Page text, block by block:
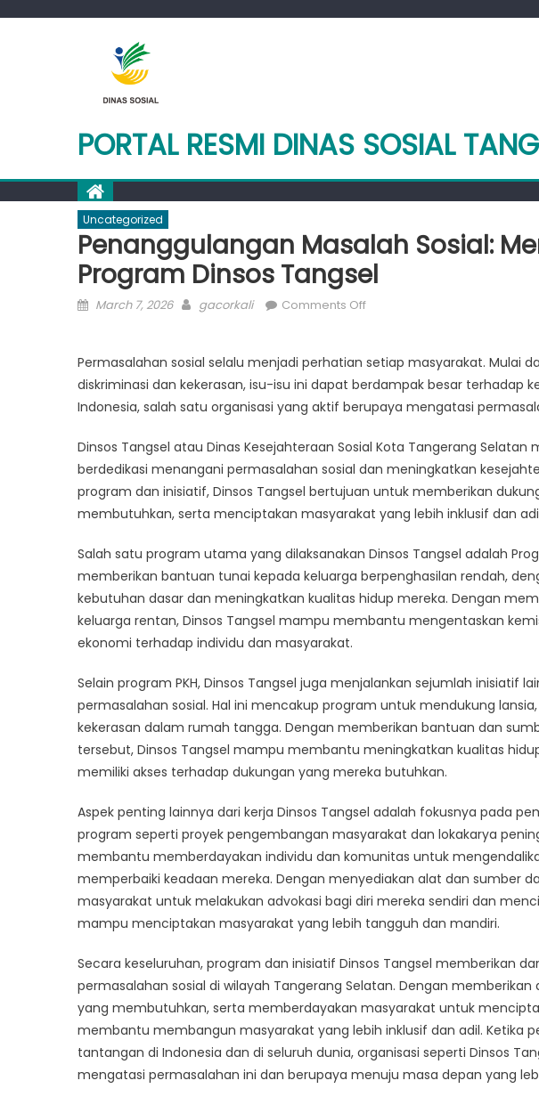
PORTAL RESMI DINAS SOSIAL
Uncategorized
Penanggulangan Masalah Sosial:
Program Dinsos Tangsel
Posted
March 7, 2026 Author
gacorkali Comments Offon
Sosial:
Menilik
Lebih
Program
Dinsos
Tangsel
Permasalahan sosial selalu menjadi perhatian setiap masyarakat. Mulai
diskriminasi dan kekerasan, isu-isu ini dapat berdampak besar terhadap
Indonesia, salah satu organisasi yang aktif berupaya mengatasi
Dinsos Tangsel atau Dinas Kesejahteraan Sosial Kota Tangerang
berdedikasi menangani permasalahan sosial dan meningkatkan
program dan inisiatif, Dinsos Tangsel bertujuan untuk memberikan
membutuhkan, serta menciptakan masyarakat yang lebih inklusif dan
Salah satu program utama yang dilaksanakan Dinsos Tangsel adalah
memberikan bantuan tunai kepada keluarga berpenghasilan rendah,
kebutuhan dasar dan meningkatkan kualitas hidup mereka. Dengan
keluarga rentan, Dinsos Tangsel mampu membantu mengentaskan
ekonomi terhadap individu dan masyarakat.
Selain program PKH, Dinsos Tangsel juga menjalankan sejumlah inisiatif
permasalahan sosial. Hal ini mencakup program untuk mendukung
kekerasan dalam rumah tangga. Dengan memberikan bantuan dan
tersebut, Dinsos Tangsel mampu membantu meningkatkan kualitas
memiliki akses terhadap dukungan yang mereka butuhkan.
Aspek penting lainnya dari kerja Dinsos Tangsel adalah fokusnya pada
program seperti proyek pengembangan masyarakat dan lokakarya
membantu memberdayakan individu dan komunitas untuk
memperbaiki keadaan mereka. Dengan menyediakan alat dan sumber
masyarakat untuk melakukan advokasi bagi diri mereka sendiri dan
mampu menciptakan masyarakat yang lebih tangguh dan mandiri.
Secara keseluruhan, program dan inisiatif Dinsos Tangsel memberikan
permasalahan sosial di wilayah Tangerang Selatan. Dengan
yang membutuhkan, serta memberdayakan masyarakat untuk
membantu membangun masyarakat yang lebih inklusif dan adil. Ketika
tantangan di Indonesia dan di seluruh dunia, organisasi seperti Dinsos
mengatasi permasalahan ini dan berupaya menuju masa depan yang